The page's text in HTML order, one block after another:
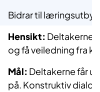
Bidrar til
Hensikt: Deltakerne
og få veiledning fra
Mål: Deltakerne får
på. Konstruktiv